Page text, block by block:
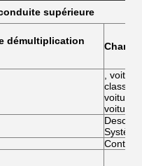
supérieure
démultiplication
,
voiture
voiture
Système